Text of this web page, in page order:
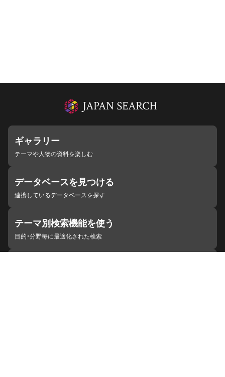
ギャラリー
テーマや人物の資料を楽しむ
データベースを見つける
連携しているデータベースを探す
テーマ別検索機能を使う
目的・分野毎に最適化された検索